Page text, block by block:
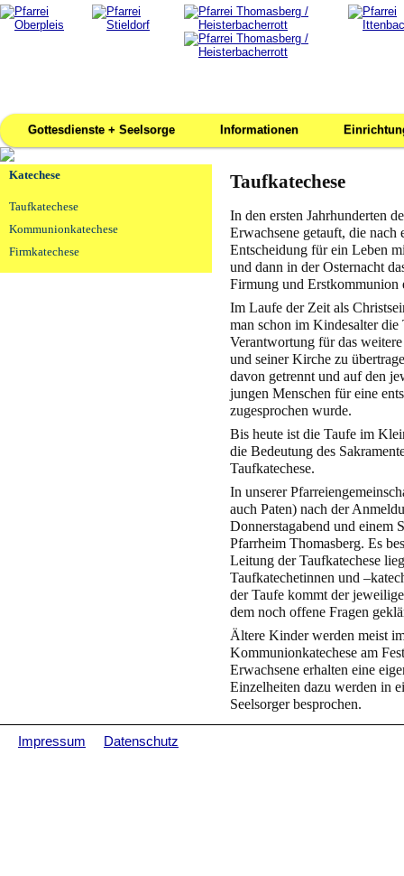
Gottesdienste + Seelsorge Informationen
Katechese
Taufkatechese
Kommunionkatechese
Firmkatechese
Taufkatechese
In den ersten Jahrhunderten
Erwachsene getauft, die nach
Entscheidung für ein Leben
und dann in der Osternacht
Firmung und Erstkommunion
Im Laufe der Zeit als
man schon im Kindesalter die
Verantwortung für das
und seiner Kirche zu
davon getrennt und auf den
jungen Menschen für eine
zugesprochen wurde.
Bis heute ist die Taufe im
die Bedeutung des
Taufkatechese.
In unserer
auch Paten) nach der
Donnerstagabend und einem
Pfarrheim Thomasberg. Es
Leitung der Taufkatechese
Taufkatechetinnen und
der Taufe kommt der
dem noch offene Fragen
Ältere Kinder werden meist
Kommunionkatechese am
Erwachsene erhalten eine
Einzelheiten dazu werden in
Seelsorger besprochen.
Impressum Datenschutz